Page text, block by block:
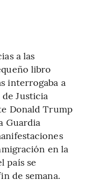
a las
libro
interrogaba a
Justicia
Donald Trump
Guardia
en la
país se
de semana.